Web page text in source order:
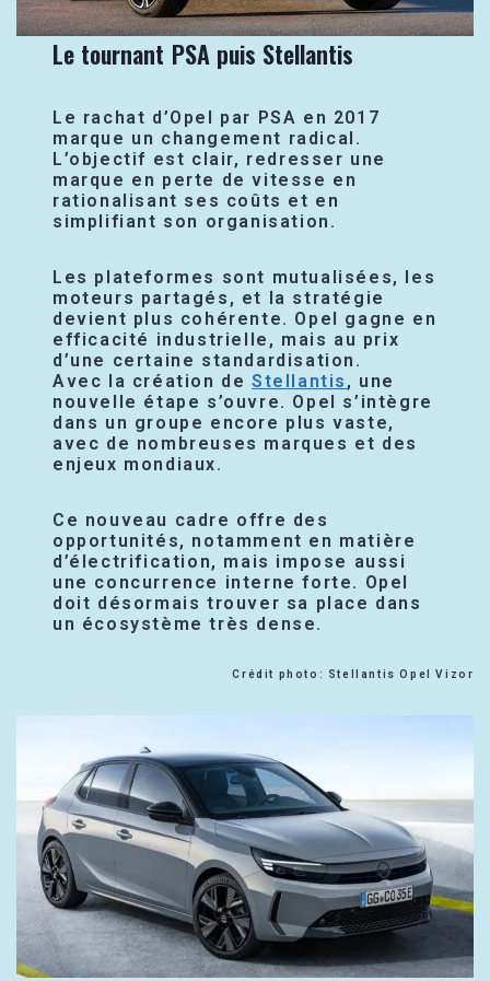
Le tournant PSA puis Stellantis
Le rachat d’Opel par PSA en 2017
marque un changement radical.
L’objectif est clair, redresser une
marque en perte de vitesse en
rationalisant ses coûts et en
simplifiant son organisation.
Les plateformes sont mutualisées, les
moteurs partagés, et la stratégie
devient plus cohérente. Opel gagne en
efficacité industrielle, mais au prix
d’une certaine standardisation.
Avec la création deStellantis , une
nouvelle étape s’ouvre. Opel s’intègre
dans un groupe encore plus vaste,
avec de nombreuses marques et des
enjeux mondiaux.
Ce nouveau cadre offre des
opportunités, notamment en matière
d’électrification, mais impose aussi
une concurrence interne forte. Opel
doit désormais trouver sa place dans
un écosystème très dense.
Crédit photo: Stellantis Opel Vizor